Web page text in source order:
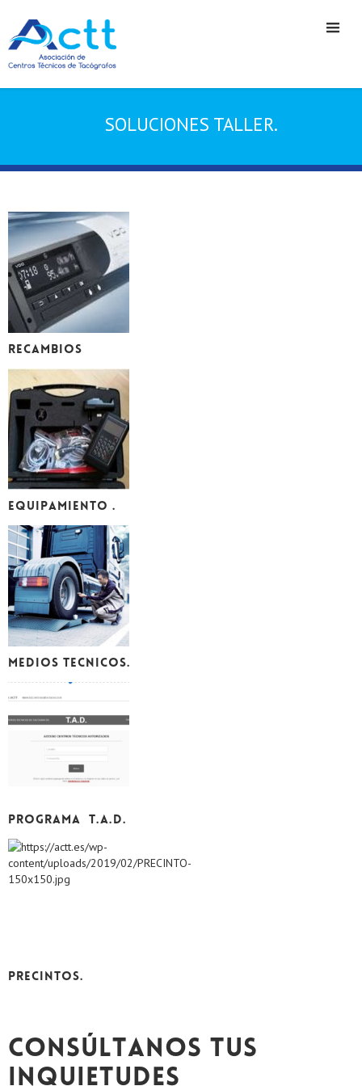
SOLUCIONES TALLER.
RECAMBIOS
EQUIPAMIENTO .
MEDIOS TECNICOS.
PROGRAMA T.A.D.
PRECINTOS.
CONSÚLTANOS TUS
INQUIETUDES